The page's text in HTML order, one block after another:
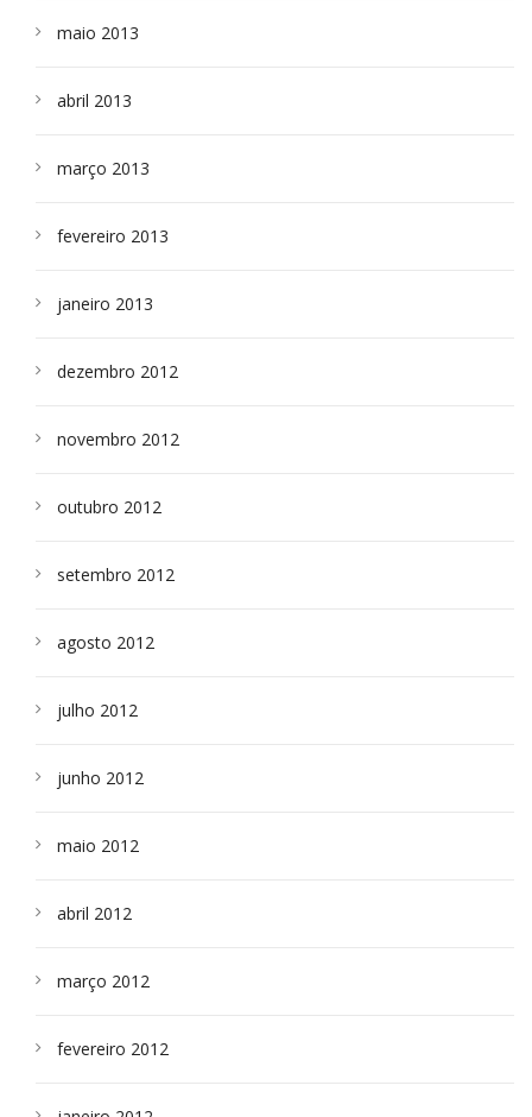
maio 2013
abril 2013
março 2013
fevereiro 2013
janeiro 2013
dezembro 2012
novembro 2012
outubro 2012
setembro 2012
agosto 2012
julho 2012
junho 2012
maio 2012
abril 2012
março 2012
fevereiro 2012